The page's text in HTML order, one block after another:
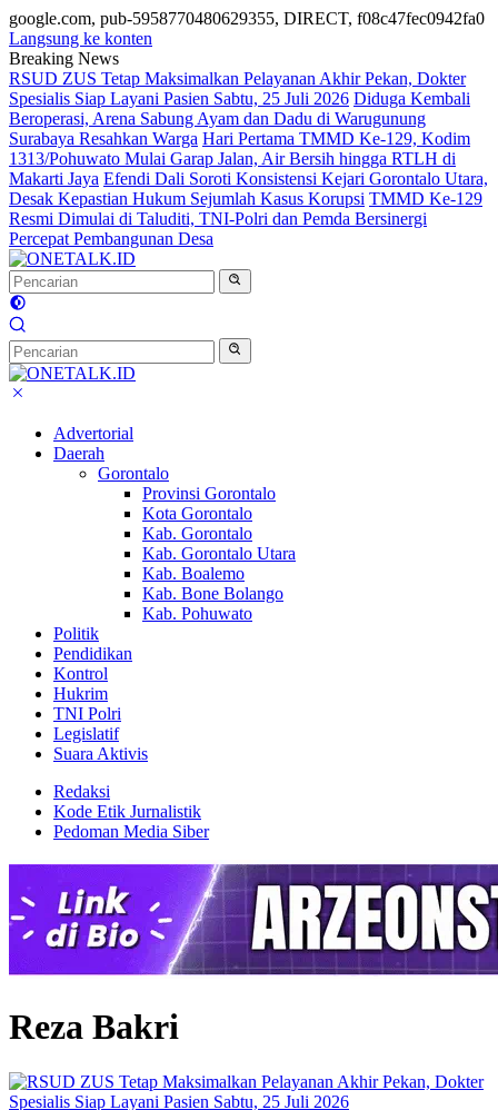
google.com, pub-5958770480629355, DIRECT, f08c47fec0942fa0
Langsung ke konten
Breaking News
RSUD ZUS Tetap Maksimalkan Pelayanan Akhir Pekan, Dokter
Spesialis Siap Layani Pasien Sabtu, 25 Juli 2026 Diduga Kembali
Beroperasi, Arena Sabung Ayam dan Dadu di Warugunung
Surabaya Resahkan Warga Hari Pertama TMMD Ke-129, Kodim
1313/Pohuwato Mulai Garap Jalan, Air Bersih hingga RTLH di
Makarti Jaya Efendi Dali Soroti Konsistensi Kejari Gorontalo Utara,
Desak Kepastian Hukum Sejumlah Kasus Korupsi TMMD Ke-129
Resmi Dimulai di Taluditi, TNI-Polri dan Pemda Bersinergi
Percepat Pembangunan Desa
Advertorial
Daerah
Gorontalo
Provinsi Gorontalo
Kota Gorontalo
Kab. Gorontalo
Kab. Gorontalo Utara
Kab. Boalemo
Kab. Bone Bolango
Kab. Pohuwato
Politik
Pendidikan
Kontrol
Hukrim
TNI Polri
Legislatif
Suara Aktivis
Redaksi
Kode Etik Jurnalistik
Pedoman Media Siber
Reza Bakri